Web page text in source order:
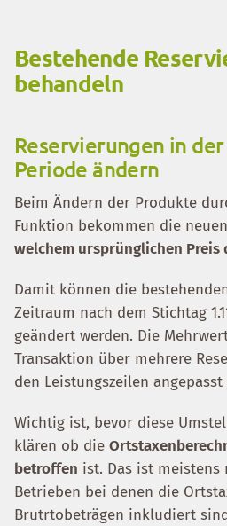
Bestehende
behandeln
Reservierungen in
Periode ändern
Beim Ändern der Produkte
Funktion bekommen die
welchem ursprünglichen Preis
Damit können die
Zeitraum nach dem Stichtag
geändert werden. Die
Transaktion über mehrere
den Leistungszeilen angepasst
Wichtig ist, bevor diese
klären ob die
betroffen ist. Das ist meistens
Betrieben bei denen die
Brutrtobeträgen inkludiert